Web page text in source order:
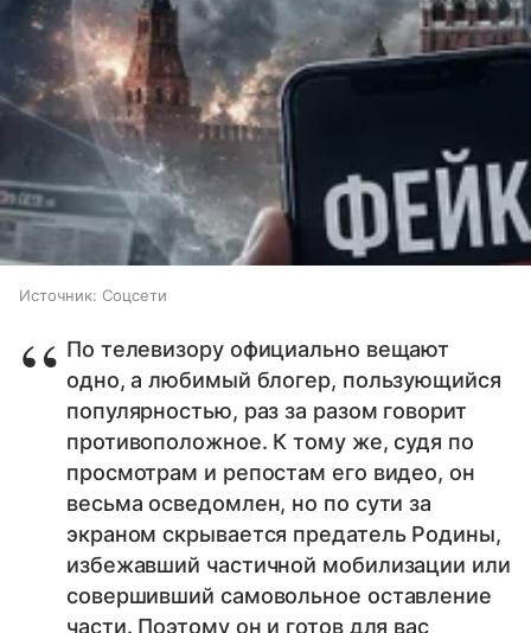
Источник: Соцсети
По телевизору официально вещают
одно, а любимый блогер, пользующийся
популярностью, раз за разом говорит
противоположное. К тому же, судя по
просмотрам и репостам его видео, он
весьма осведомлен, но по сути за
экраном скрывается предатель Родины,
избежавший частичной мобилизации или
совершивший самовольное оставление
части. Поэтому он и готов для вас